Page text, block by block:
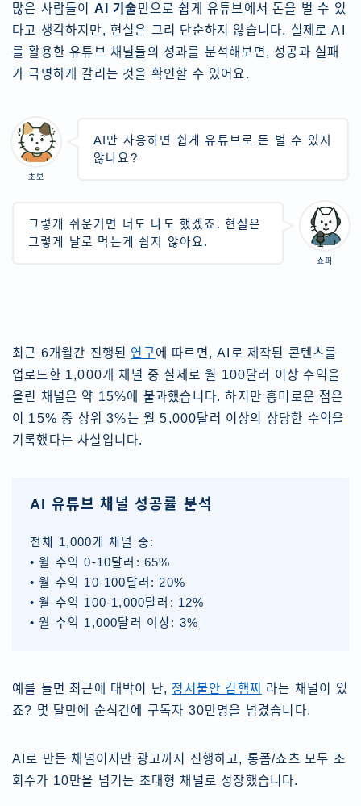
많은 사람들이 AI 기술만으로 쉽게 유튜브에서 돈을 벌 수 있
다고 생각하지만, 현실은 그리 단순하지 않습니다. 실제로 AI
를 활용한 유튜브 채널들의 성과를 분석해보면, 성공과 실패
가 극명하게 갈리는 것을 확인할 수 있어요.
초보
AI만 사용하면 쉽게 유튜브로 돈 벌 수 있지
않나요?
쇼퍼
그렇게 쉬운거면 너도 나도 했겠죠. 현실은
그렇게 날로 먹는게 쉽지 않아요.
최근 6개월간 진행된 연구에 따르면, AI로 제작된 콘텐츠를
업로드한 1,000개 채널 중 실제로 월 100달러 이상 수익을
올린 채널은 약 15%에 불과했습니다. 하지만 흥미로운 점은
이 15% 중 상위 3%는 월 5,000달러 이상의 상당한 수익을
기록했다는 사실입니다.
AI 유튜브 채널 성공률 분석
전체 1,000개 채널 중:
• 월 수익 0-10달러: 65%
• 월 수익 10-100달러: 20%
• 월 수익 100-1,000달러: 12%
• 월 수익 1,000달러 이상: 3%
예를 들면 최근에 대박이 난, 정서불안 김햄찌 라는 채널이 있
죠? 몇 달만에 순식간에 구독자 30만명을 넘겼습니다.
AI로 만든 채널이지만 광고까지 진행하고, 롱폼/쇼츠 모두 조
회수가 10만을 넘기는 초대형 채널로 성장했습니다.